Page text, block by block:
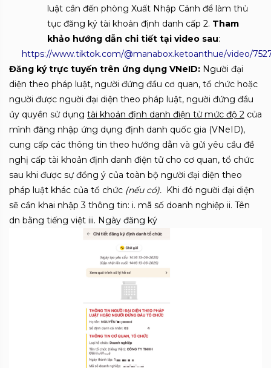
luật cần đến phòng Xuất Nhập Cảnh để làm thủ
tục đăng ký tài khoản định danh cấp 2. Tham
khảo hướng dẫn chi tiết tại video sau:
https://www.tiktok.com/@manabox.ketoanthue/video/
Đăng ký trực tuyến trên ứng dụng VNeID: Người đại
diện theo pháp luật, người đứng đầu cơ quan, tổ chức hoặc
người được người đại diện theo pháp luật, người đứng đầu
ủy quyền sử dụng tài khoản định danh điện tử mức độ 2 của
mình đăng nhập ứng dụng định danh quốc gia (VNeID),
cung cấp các thông tin theo hướng dẫn và gửi yêu cầu đề
nghị cấp tài khoản định danh điện tử cho cơ quan, tổ chức
sau khi được sự đồng ý của toàn bộ người đại diện theo
pháp luật khác của tổ chức (nếu có). Khi đó người đại diện
sẽ cần khai nhập 3 thông tin: i. mã số doanh nghiệp ii. Tên
dn bằng tiếng việt iii. Ngày đăng ký